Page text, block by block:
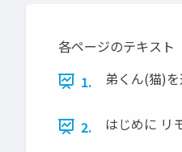
各ページのテキスト
1.
弟くん(猫)
2. はじめに リ